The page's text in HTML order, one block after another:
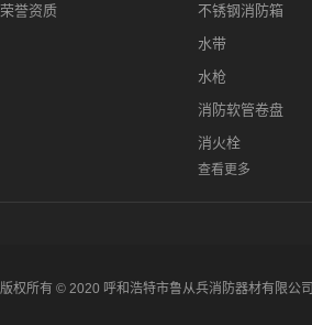
荣誉资质
不锈钢消防箱
水带
水枪
消防软管卷盘
消火栓
查看更多
版权所有 © 2020 呼和浩特市鲁从兵消防器材有限公司